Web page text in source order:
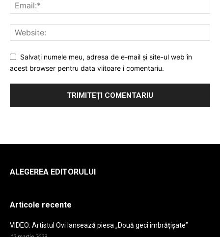
Salvați numele meu, adresa de e-mail și site-ul web în
acest browser pentru data viitoare i comentariu.
ALEGEREA EDITORULUI
Articole recente
VIDEO: Artistul Ovi lansează piesa „Două geci îmbrățișate”